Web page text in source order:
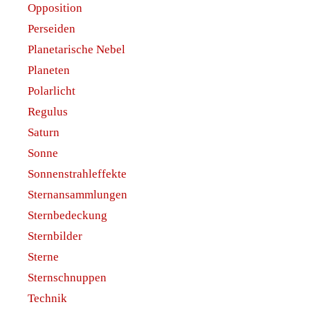
Opposition
Perseiden
Planetarische Nebel
Planeten
Polarlicht
Regulus
Saturn
Sonne
Sonnenstrahleffekte
Sternansammlungen
Sternbedeckung
Sternbilder
Sterne
Sternschnuppen
Technik